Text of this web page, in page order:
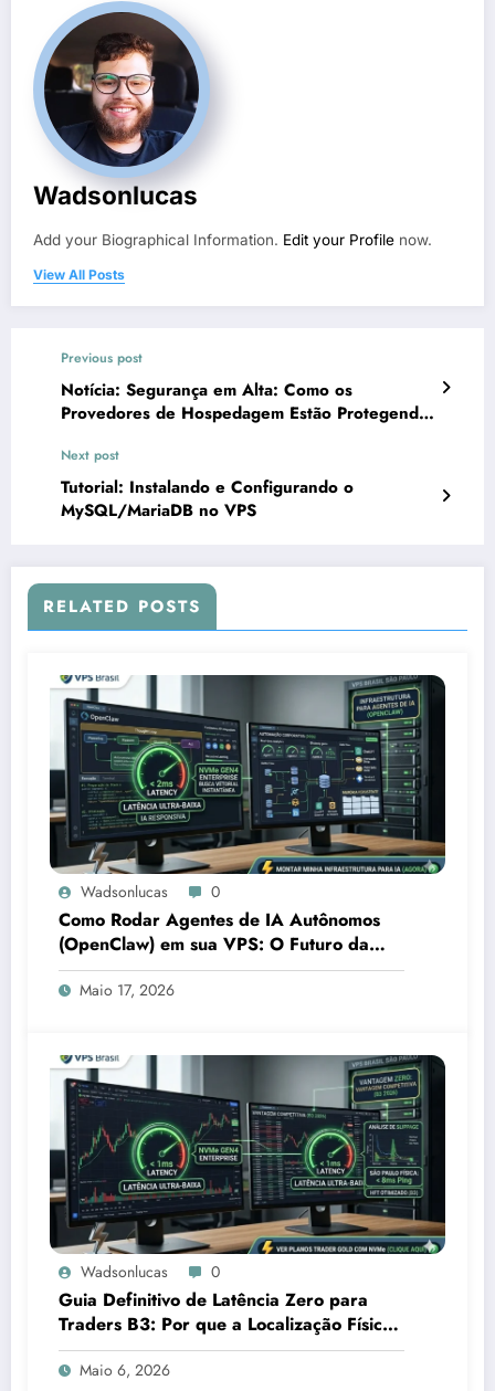
Wadsonlucas
Add your Biographical Information. Edit your Profile now.
View All Posts
Previous post
Notícia: Segurança em Alta: Como os
Provedores de Hospedagem Estão Protegendo
Next post
Tutorial: Instalando e Configurando o
MySQL/MariaDB no VPS
RELATED POSTS
Wadsonlucas 0
Como Rodar Agentes de IA Autônomos
(OpenClaw) em sua VPS: O Futuro da
Automação Corporativa
Maio 17, 2026
Wadsonlucas 0
Guia Definitivo de Latência Zero para
Traders B3: Por que a Localização Física
em São Paulo é sua Vantagem
Competitiva
Maio 6, 2026